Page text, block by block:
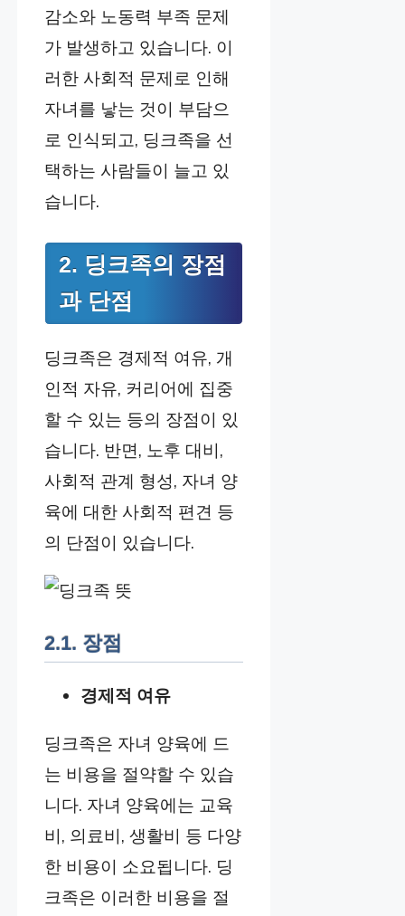
감소와 노동력 부족 문제
가 발생하고 있습니다. 이
러한 사회적 문제로 인해
자녀를 낳는 것이 부담으
로 인식되고, 딩크족을 선
택하는 사람들이 늘고 있
습니다.
2. 딩크족의 장점
과 단점
딩크족은 경제적 여유, 개
인적 자유, 커리어에 집중
할 수 있는 등의 장점이 있
습니다. 반면, 노후 대비,
사회적 관계 형성, 자녀 양
육에 대한 사회적 편견 등
의 단점이 있습니다.
2.1. 장점
경제적 여유
딩크족은 자녀 양육에 드
는 비용을 절약할 수 있습
니다. 자녀 양육에는 교육
비, 의료비, 생활비 등 다양
한 비용이 소요됩니다. 딩
크족은 이러한 비용을 절